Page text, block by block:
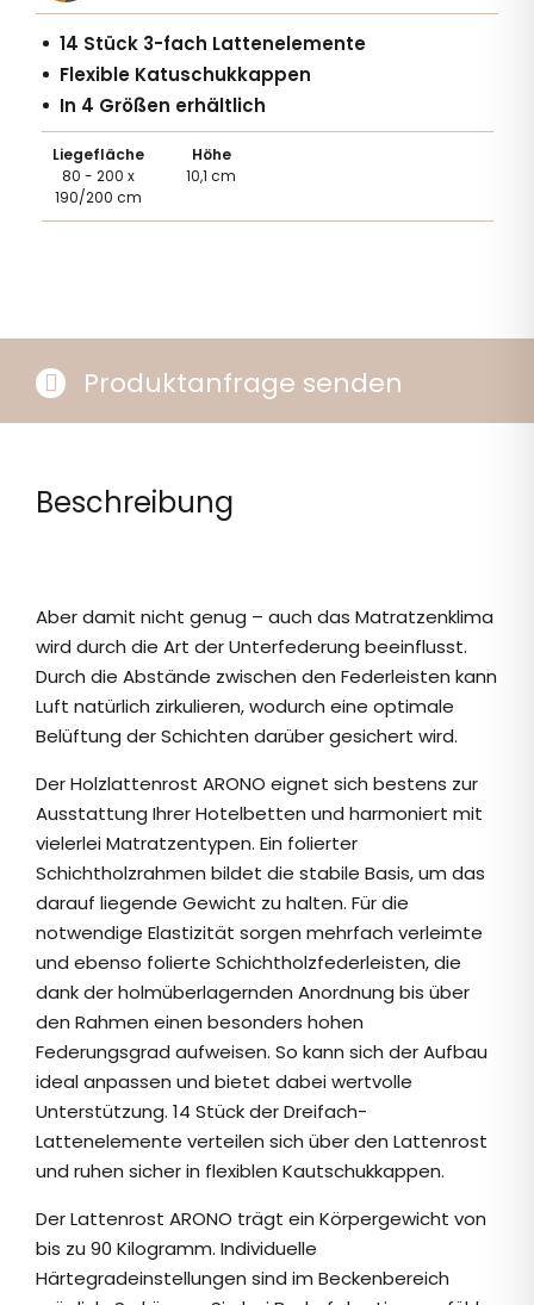
14 Stück 3-fach Lattenelemente
Flexible Katuschukkappen
In 4 Größen erhältlich
Liegefläche
Höhe
80 - 200 x
190/200 cm
10,1 cm
Produktanfrage senden
Beschreibung
Aber damit nicht genug – auch das Matratzenklima
wird durch die Art der Unterfederung beeinflusst.
Durch die Abstände zwischen den Federleisten kann
Luft natürlich zirkulieren, wodurch eine optimale
Belüftung der Schichten darüber gesichert wird.
Der Holzlattenrost ARONO eignet sich bestens zur
Ausstattung Ihrer Hotelbetten und harmoniert mit
vielerlei Matratzentypen. Ein folierter
Schichtholzrahmen bildet die stabile Basis, um das
darauf liegende Gewicht zu halten. Für die
notwendige Elastizität sorgen mehrfach verleimte
und ebenso folierte Schichtholzfederleisten, die
dank der holmüberlagernden Anordnung bis über
den Rahmen einen besonders hohen
Federungsgrad aufweisen. So kann sich der Aufbau
ideal anpassen und bietet dabei wertvolle
Unterstützung. 14 Stück der Dreifach-
Lattenelemente verteilen sich über den Lattenrost
und ruhen sicher in flexiblen Kautschukkappen.
Der Lattenrost ARONO trägt ein Körpergewicht von
bis zu 90 Kilogramm. Individuelle
Härtegradeinstellungen sind im Beckenbereich